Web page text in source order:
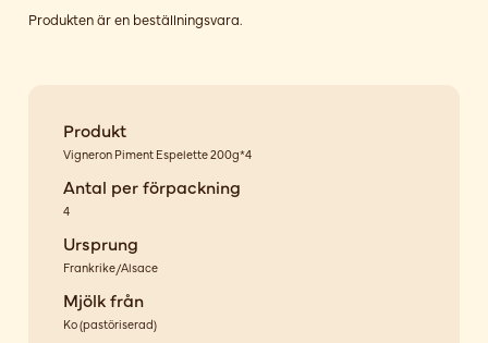
Produkten är en beställningsvara.
Produkt
Vigneron Piment Espelette 200g*4
Antal per förpackning
4
Ursprung
Frankrike/Alsace
Mjölk från
Ko(pastöriserad)